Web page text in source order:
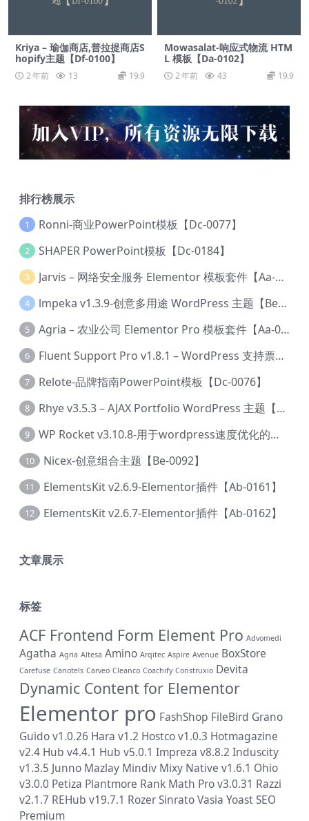
Kriya – 瑜伽商店,普拉提商店S
hopify主题【Df-0100】
2 年前 13 19.9
Mowasalat-响应式物流 HTM
L 模板【Da-0102】
2 年前 43 19.9
排行榜展示
1 Ronni-商业PowerPoint模板【Dc-0077】
2 SHAPER PowerPoint模板【Dc-0184】
3 Jarvis – 网络安全服务 Elementor 模板套件【Aa-0035】
4 lmpeka v1.3.9-创意多用途 WordPress 主题【Be-0064】
5 Agria – 农业公司 Elementor Pro 模板套件【Aa-0003】
6 Fluent Support Pro v1.8.1 – WordPress 支持票务系统【Cc-0041】
7 Relote-品牌指南PowerPoint模板【Dc-0076】
8 Rhye v3.5.3 – AJAX Portfolio WordPress 主题【Bi-0049】
9 WP Rocket v3.10.8-用于wordpress速度优化的缓存加速插件【Cd-0019】
10 Nicex-创意组合主题【Be-0092】
11 ElementsKit v2.6.9-Elementor插件【Ab-0161】
12 ElementsKit v2.6.7-Elementor插件【Ab-0162】
文章展示
标签
ACF Frontend Form Element Pro Advomedi
Agatha Agria Altesa Amino Arqitec Aspire Avenue BoxStore
Carefuse Cariotels Carveo Cleanco Coachify Construxio Devita
Dynamic Content for Elementor
Elementor pro FashShop FileBird Grano
Guido v1.0.26 Hara v1.2 Hostco v1.0.3 Hotmagazine
v2.4 Hub v4.4.1 Hub v5.0.1 Impreza v8.8.2 Induscity
v1.3.5 Junno Mazlay Mindiv Mixy Native v1.6.1 Ohio
v3.0.0 Petiza Plantmore Rank Math Pro v3.0.31 Razzi
v2.1.7 REHub v19.7.1 RozerSinratoVasia Yoast SEO
Premium